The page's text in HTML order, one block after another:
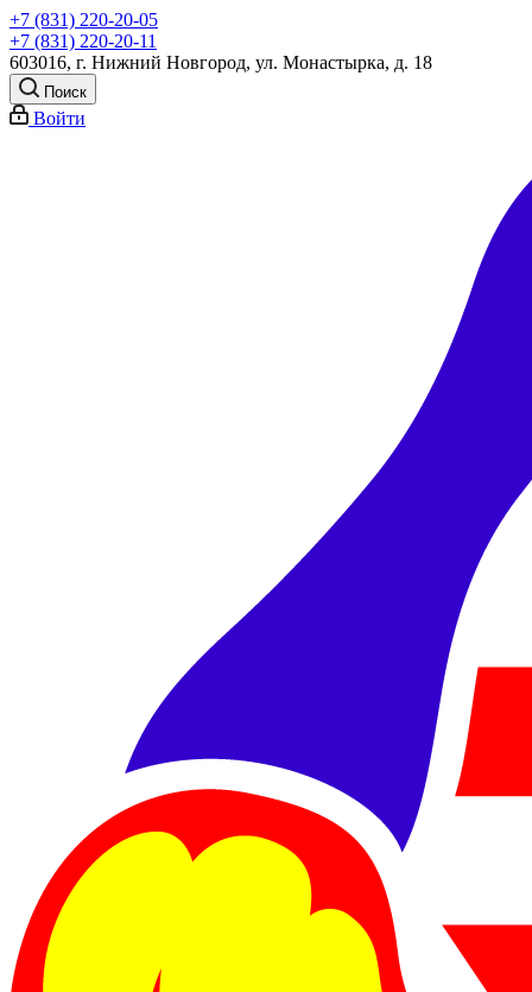
+7 (831) 220-20-05
+7 (831) 220-20-11
603016, г. Нижний Новгород, ул. Монастырка, д. 18
Поиск
Войти